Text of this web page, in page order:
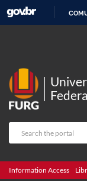
Information Access